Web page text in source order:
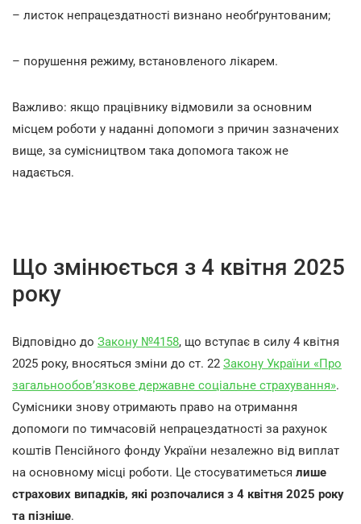
– листок непрацездатності визнано необґрунтованим;
– порушення режиму, встановленого лікарем.
Важливо: якщо працівнику відмовили за основним
місцем роботи у наданні допомоги з причин зазначених
вище, за сумісництвом така допомога також не
надається.
Що змінюється з 4 квітня 2025
року
Відповідно до Закону №4158, що вступає в силу 4 квітня
2025 року, вносяться зміни до ст. 22 Закону України «Про
загальнообов’язкове державне соціальне страхування».
Сумісники знову отримають право на отримання
допомоги по тимчасовій непрацездатності за рахунок
коштів Пенсійного фонду України незалежно від виплат
на основному місці роботи. Це стосуватиметься лише
страхових випадків, які розпочалися з 4 квітня 2025 року
та пізніше.